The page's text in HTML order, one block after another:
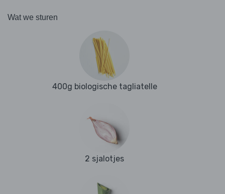
Wat we sturen
400g biologische tagliatelle
2 sjalotjes